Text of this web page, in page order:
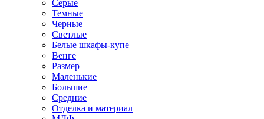
Серые
Темные
Черные
Светлые
Белые шкафы-купе
Венге
Размер
Маленькие
Большие
Средние
Отделка и материал